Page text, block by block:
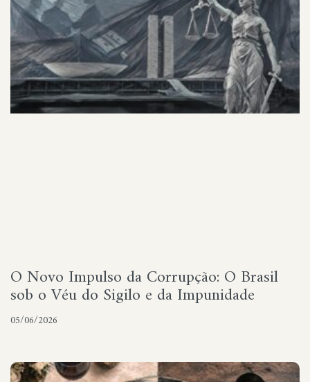
O Novo Impulso da Corrupção: O Brasil
sob o Véu do Sigilo e da Impunidade
05/06/2026